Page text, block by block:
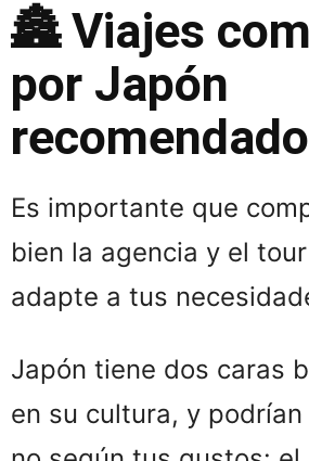
🏯 Viajes
por Japón
Es importante que
bien la agencia y el
adapte a tus
Japón tiene dos caras
en su cultura, y